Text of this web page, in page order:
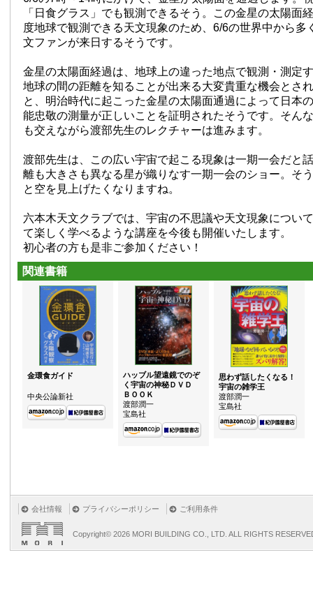
「日食グラス」でも観測できるそう。この金星の太陽面
度地球で観測できる天文現象のため、6/6の世界中から多
文ファンが来日するそうです。
金星の太陽面経過は、地球上の違った地点で観測・測定
地球の間の距離を知ることが出来る大変貴重な機会とさ
と、明治時代に起こった金星の太陽面通過によって日本
能忠敬の測量が正しいことを証明されたそうです。そん
も交えながら渡部先生のレクチャーは進みます。
渡部先生は、この広い宇宙で起こる現象は一期一会だと
離も大きさも異なる星が織りなす一期一会のショー。そ
と空を見上げたくなりますね。
六本木天文クラブでは、宇宙の不思議や天文現象につい
て楽しく学べるような講座を今後も開催いたします。
初心者の方も是非ご参加ください！
関連書籍
金環食ガイド
中央公論新社
ハッブル望遠鏡でのぞ
く宇宙の神秘ＤＶＤ
ＢＯＯＫ
渡部潤一
宝島社
思わず話したくなる！
宇宙の雑学王
渡部潤一
宝島社
会社情報 プライバシーポリシー ご利用条件
Copyright© 2026 MORI BUILDING CO., LTD. ALL RIGHTS